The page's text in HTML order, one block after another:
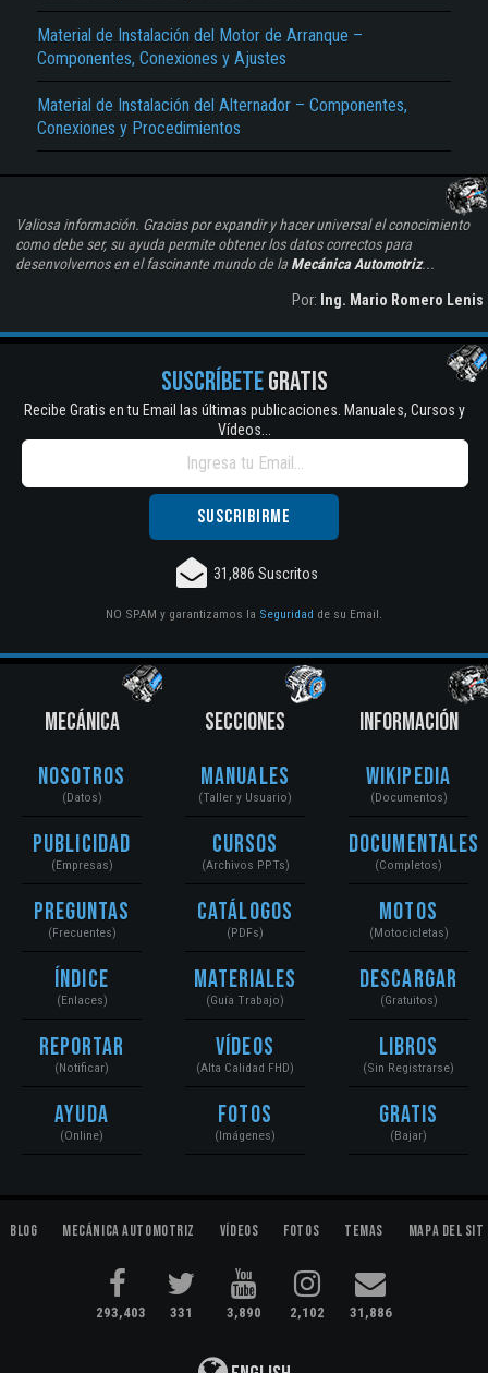
Material de Instalación del Motor de Arranque –
Componentes, Conexiones y Ajustes
Material de Instalación del Alternador – Componentes,
Conexiones y Procedimientos
Valiosa información. Gracias por expandir y hacer universal el conocimiento
como debe ser, su ayuda permite obtener los datos correctos para
desenvolvernos en el fascinante mundo de la Mecánica Automotriz...
Por: Ing. Mario Romero Lenis
SUSCRÍBETEGRATIS
Recibe Gratis en tu Email las últimas publicaciones. Manuales, Cursos y
Vídeos...
31,886 Suscritos
NO SPAM y garantizamos la Seguridad de su Email.
MECÁNICA
Nosotros
(Datos)
Publicidad
(Empresas)
Preguntas
(Frecuentes)
Índice
(Enlaces)
Reportar
(Notificar)
Ayuda
(Online)
SECCIONES
Manuales
(Taller y Usuario)
Cursos
(Archivos PPTs)
Catálogos
(PDFs)
Materiales
(Guía Trabajo)
Vídeos
(Alta Calidad FHD)
Fotos
(Imágenes)
INFORMACIÓN
Wikipedia
(Documentos)
Documentales
(Completos)
Motos
(Motocicletas)
Descargar
(Gratuitos)
Libros
(Sin Registrarse)
Gratis
(Bajar)
Blog Mecánica Automotriz Vídeos Fotos Temas Mapa del
293,403 331 3,890 2,102 31,886